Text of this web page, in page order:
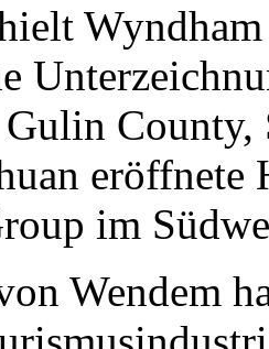
County,
eröffnete
im
Wendem